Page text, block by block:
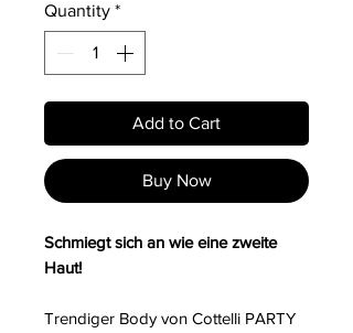
Quantity *
Add to Cart
Buy Now
Schmiegt sich an wie eine zweite
Haut!
Trendiger Body von Cottelli PARTY